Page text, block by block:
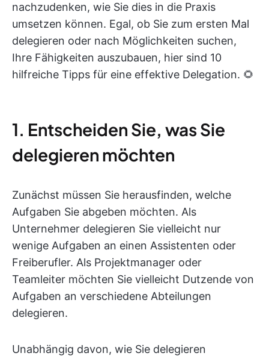
nachzudenken, wie Sie dies in die Praxis
umsetzen können. Egal, ob Sie zum ersten Mal
delegieren oder nach Möglichkeiten suchen,
Ihre Fähigkeiten auszubauen, hier sind 10
hilfreiche Tipps für eine effektive Delegation. 🌻
1. Entscheiden Sie, was Sie
delegieren möchten
Zunächst müssen Sie herausfinden, welche
Aufgaben Sie abgeben möchten. Als
Unternehmer delegieren Sie vielleicht nur
wenige Aufgaben an einen Assistenten oder
Freiberufler. Als Projektmanager oder
Teamleiter möchten Sie vielleicht Dutzende von
Aufgaben an verschiedene Abteilungen
delegieren.
Unabhängig davon, wie Sie delegieren